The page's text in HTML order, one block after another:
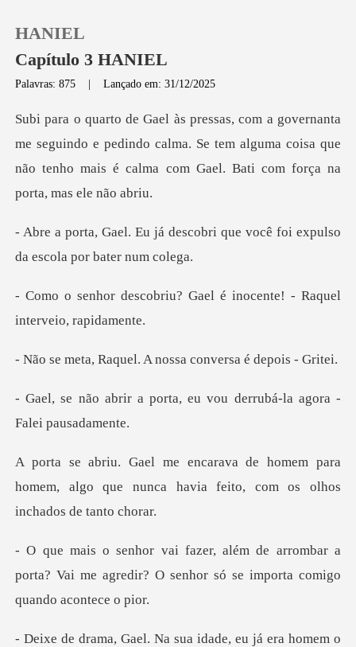
0
Loja
Sair
Baixar App
HANIEL
Capítulo 3 HANIEL
Palavras: 875 |Lançado em: 31/12/2025
guindo e pedindo calma. Se tem alguma coisa que
não tenho mai
escobri que você foi expulso
d
u? Gael é inocente! - Raq
uel. A nossa conver
orta, eu vou derrubá-la a
mem para
homem, algo que nunca havia feit
rrombar a
porta? Vai me agredir? O senhor s
eu já era homem o